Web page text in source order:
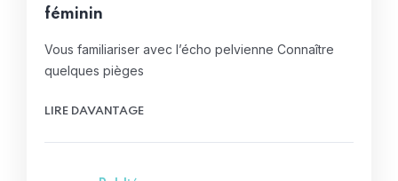
féminin
Vous familiariser avec l’écho pelvienne Connaître
quelques pièges
LIRE DAVANTAGE